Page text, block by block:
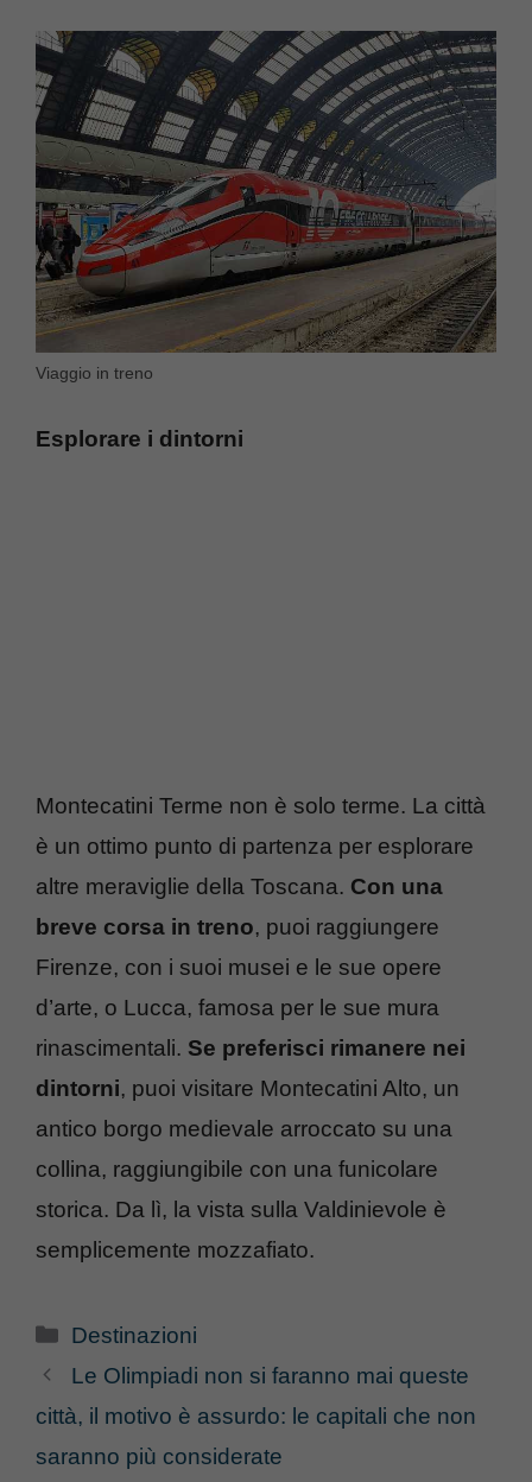
Viaggio in treno
Esplorare i dintorni
Montecatini Terme non è solo terme. La città
è un ottimo punto di partenza per esplorare
altre meraviglie della Toscana. Con una
breve corsa in treno, puoi raggiungere
Firenze, con i suoi musei e le sue opere
d’arte, o Lucca, famosa per le sue mura
rinascimentali. Se preferisci rimanere nei
dintorni, puoi visitare Montecatini Alto, un
antico borgo medievale arroccato su una
collina, raggiungibile con una funicolare
storica. Da lì, la vista sulla Valdinievole è
semplicemente mozzafiato.
Categorie
Destinazioni
Le Olimpiadi non si faranno mai queste
città, il motivo è assurdo: le capitali che non
saranno più considerate